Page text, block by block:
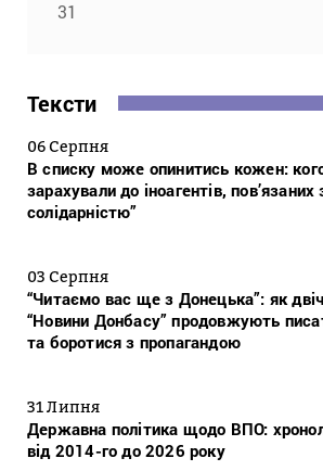
31
Тексти
06 Серпня
В списку може опинитись кожен:
зарахували до іноагентів,
солідарністю”
03 Серпня
“Читаємо вас ще з Донецька”: як
“Новини Донбасу” продовжують
та боротися з пропагандою
31 Липня
Державна політика щодо ВПО:
від 2014-го до 2026 року